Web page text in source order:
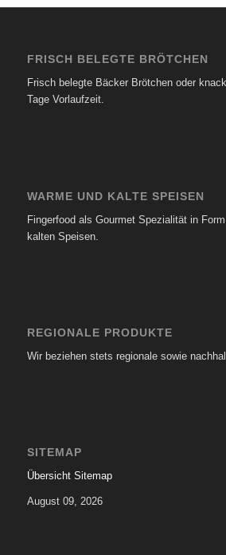
FRISCH BELEGTE BRÖTCHEN
Frisch belegte Bäcker Brötchen oder
Tage Vorlaufzeit.
WARME UND KALTE SPEISEN
Fingerfood als Gourmet Spezialität in
kalten Speisen.
REGIONALE PRODUKTE
Wir beziehen stets regionale sowie
SITEMAP
Übersicht Sitemap
August 09, 2026